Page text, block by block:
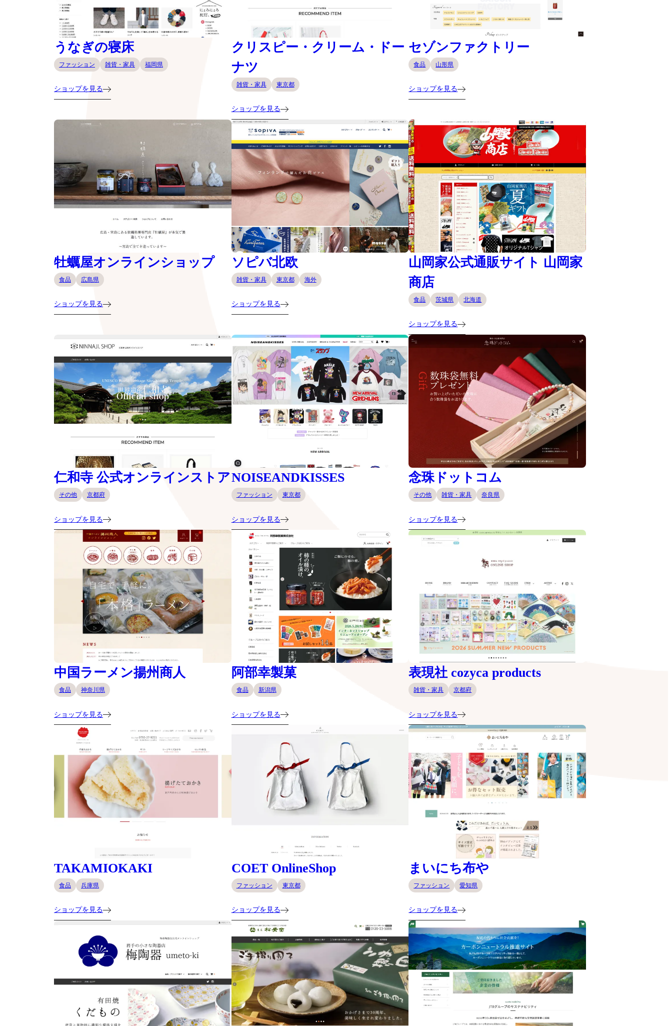
うなぎの寝床
ファッション 雑貨・家具 福岡県
ショップを見る
クリスピー・クリーム・ドー
ナツ
雑貨・家具 東京都
ショップを見る
セゾンファクトリー
食品 山形県
ショップを見る
牡蠣屋オンラインショップ
食品 広島県
ショップを見る
ソピバ北欧
雑貨・家具 東京都 海外
ショップを見る
山岡家公式通販サイト 山岡家
商店
食品 茨城県 北海道
ショップを見る
仁和寺 公式オンラインストア
その他 京都府
ショップを見る
NOISEANDKISSES
ファッション 東京都
ショップを見る
念珠ドットコム
その他 雑貨・家具 奈良県
ショップを見る
中国ラーメン揚州商人
食品 神奈川県
ショップを見る
阿部幸製菓
食品 新潟県
ショップを見る
表現社 cozyca products
雑貨・家具 京都府
ショップを見る
TAKAMIOKAKI
食品 兵庫県
ショップを見る
COET OnlineShop
ファッション 東京都
ショップを見る
まいにち布や
ファッション 愛知県
ショップを見る